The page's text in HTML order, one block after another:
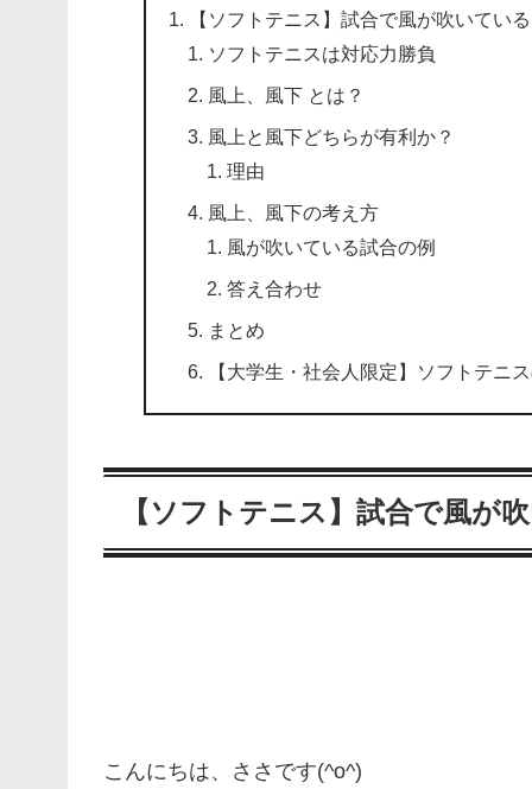
【ソフトテニス】試合で風が吹いてい
ソフトテニスは対応力勝負
風上、風下 とは？
風上と風下どちらが有利か？
理由
風上、風下の考え方
風が吹いている試合の例
答え合わせ
まとめ
【大学生・社会人限定】ソフトテニ
【ソフトテニス】試合で風が
こんにちは、ささです(^o^)